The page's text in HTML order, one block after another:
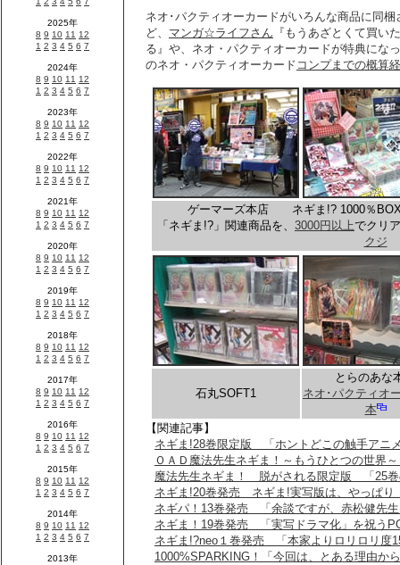
ネオ･パクティオーカードがいろんな商品に同
ど、 マンガ☆ライフさん 『もうあざとくて買い
る』や、ネオ・パクティオーカードが特典にな
のネオ・パクティオーカード コンプまでの概算
ゲーマーズ本店 ネギま!? 1000％
「ネギま!?」関連商品を、 3000円以上でクリ
クジ
石丸SOFT1
とらのあな
ネオ･パクティオ
本
【関連記事】
ネギま!28巻限定版 「ホントどこの触手アニ
ＯＡＤ魔法先生ネギま！～もうひとつの世界
魔法先生ネギま！ 脱がされる限定版 「25巻
ネギま!20巻発売 ネギま!実写版は、やっぱり
ネギパ！13巻発売 「余談ですが、赤松健先
ネギま！19巻発売 「実写ドラマ化」を祝う
ネギま!?neo１巻発売 「本家よりロリロリ度
1000%SPARKING！「今回は、とある理由か